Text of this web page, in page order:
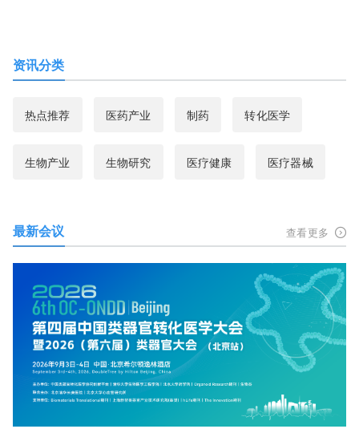
资讯分类
热点推荐 医药产业 制药 转化医学
生物产业 生物研究 医疗健康 医疗器械
最新会议 查看更多